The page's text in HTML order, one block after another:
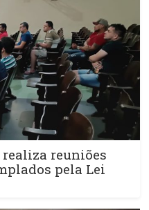
reuniões
pela Lei